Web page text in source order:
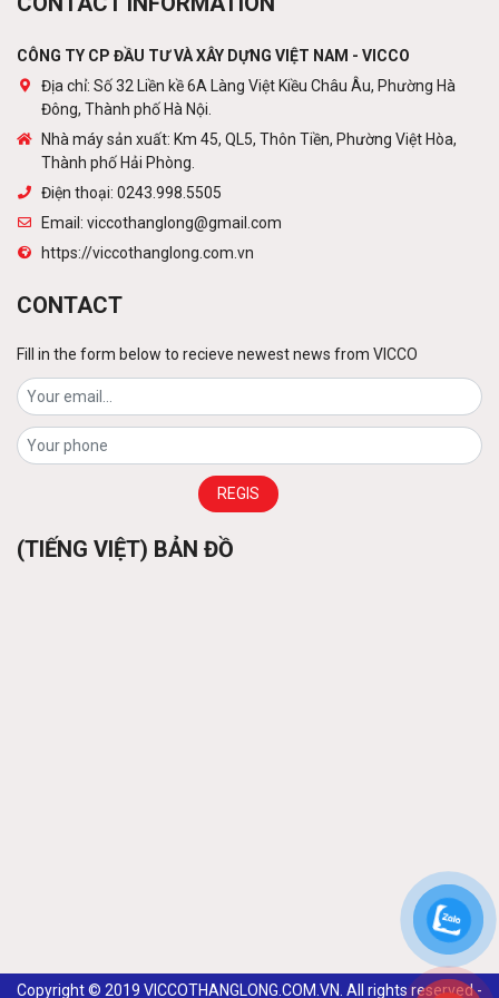
(Tiếng Việt) Cột viễn thông
Contact
Roof plated and metal coated
Contact
Purlins
Contact
CÔNG TY CP ĐẦU TƯ VÀ XÂY DỰNG VIỆT NAM - VICCO
Địa chỉ: Số 32 Liền kề 6A Làng Việt Kiều Châu Âu, Phường Hà
Đông, Thành phố Hà Nội.
Nhà máy sản xuất: Km 45, QL5, Thôn Tiền, Phường Việt Hòa,
Thành phố Hải Phòng.
Điện thoại: 0243.998.5505
Email: viccothanglong@gmail.com
https://viccothanglong.com.vn
CONTACT
Fill in the form below to recieve newest news from VICCO
(TIẾNG VIỆT) BẢN ĐỒ
Copyright © 2019 VICCOTHANGLONG.COM.VN. All rights reserved -